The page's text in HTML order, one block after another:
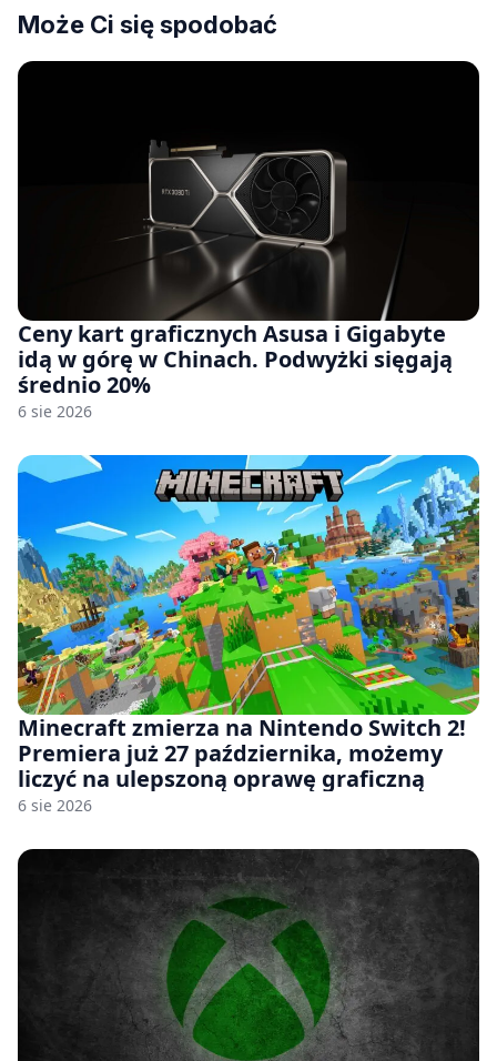
Może Ci się spodobać
Ceny kart graficznych Asusa i Gigabyte
idą w górę w Chinach. Podwyżki sięgają
średnio 20%
6 sie 2026
Minecraft zmierza na Nintendo Switch 2!
Premiera już 27 października, możemy
liczyć na ulepszoną oprawę graficzną
6 sie 2026